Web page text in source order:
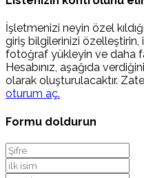
İşletmenizi neyin özel
giriş bilgilerinizi özelleştirin,
fotoğraf yükleyin ve daha
Hesabınız, aşağıda
olarak oluşturulacaktır.
oturum aç.
Formu doldurun